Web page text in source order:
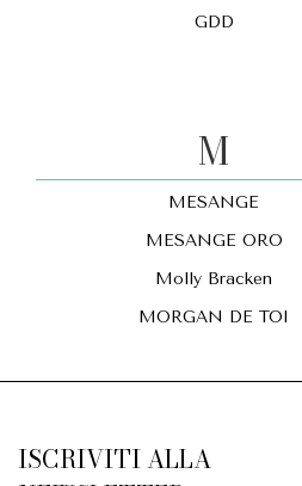
GDD
M
MESANGE
MESANGE ORO
Molly Bracken
MORGAN DE TOI
ISCRIVITI ALLA